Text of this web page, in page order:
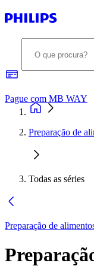
Pague com MB WAY
Preparação de
Todas as séries
Preparação de